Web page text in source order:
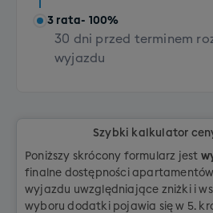
3 rata- 100%
30 dni przed terminem
wyjazdu
Szybki kalkulator
Poniższy skrócony formularz jest
finalne dostępności
wyjazdu uwzględniające zniżki i
wyboru dodatki pojawia się w 5.